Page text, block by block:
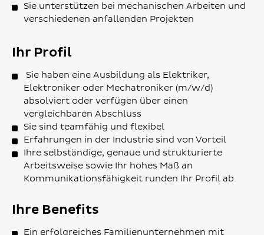
Sie unterstützen bei mechanischen Arbeiten und
verschiedenen anfallenden Projekten
Ihr Profil
Sie haben eine Ausbildung als Elektriker,
Elektroniker oder Mechatroniker (m/w/d)
absolviert oder verfügen über einen
vergleichbaren Abschluss
Sie sind teamfähig und flexibel
Erfahrungen in der Industrie sind von Vorteil
Ihre selbständige, genaue und strukturierte
Arbeitsweise sowie Ihr hohes Maß an
Kommunikationsfähigkeit runden Ihr Profil ab
Ihre Benefits
Ein erfolgreiches Familienunternehmen mit